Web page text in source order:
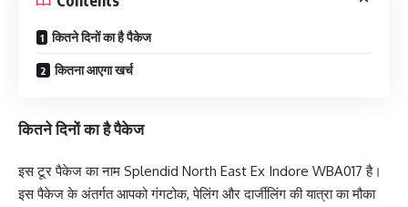
कितने दिनों का है पैकेज
कितना आएगा खर्च
कितने दिनों का है पैकेज
इस टूर पैकेज का नाम Splendid North East Ex Indore WBA017 है।
इस पैकेज के अंतर्गत आपको गंगटोक, पेलिंग और दार्जीलिंग की यात्रा का मौका